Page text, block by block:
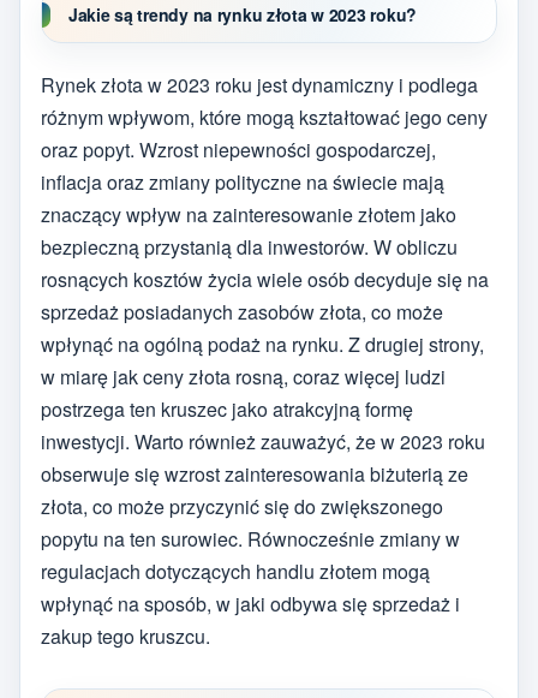
Jakie są trendy na rynku złota w 2023 roku?
Rynek złota w 2023 roku jest dynamiczny i podlega
różnym wpływom, które mogą kształtować jego ceny
oraz popyt. Wzrost niepewności gospodarczej,
inflacja oraz zmiany polityczne na świecie mają
znaczący wpływ na zainteresowanie złotem jako
bezpieczną przystanią dla inwestorów. W obliczu
rosnących kosztów życia wiele osób decyduje się na
sprzedaż posiadanych zasobów złota, co może
wpłynąć na ogólną podaż na rynku. Z drugiej strony,
w miarę jak ceny złota rosną, coraz więcej ludzi
postrzega ten kruszec jako atrakcyjną formę
inwestycji. Warto również zauważyć, że w 2023 roku
obserwuje się wzrost zainteresowania biżuterią ze
złota, co może przyczynić się do zwiększonego
popytu na ten surowiec. Równocześnie zmiany w
regulacjach dotyczących handlu złotem mogą
wpłynąć na sposób, w jaki odbywa się sprzedaż i
zakup tego kruszcu.